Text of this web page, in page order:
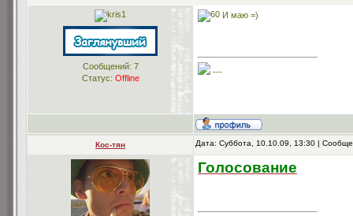
Сообщений: 7
Статус: Offline
И маю =)
---
Кос-тян Дата: Суббота, 10.10.09, 13:30 |
Голосование